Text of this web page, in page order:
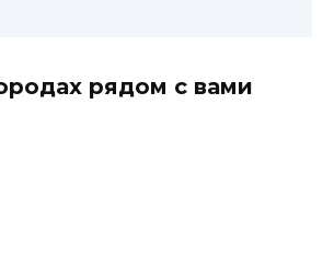
рядом с вами